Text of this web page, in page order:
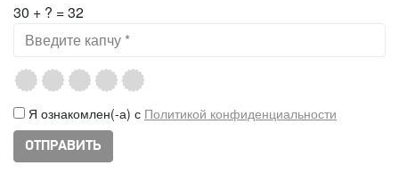
30 + ? = 32
Я ознакомлен(-а) с Политикой конфиденциальности